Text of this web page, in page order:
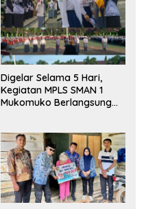
Digelar Selama 5 Hari,
Kegiatan MPLS SMAN 1
Mukomuko Berlangsung